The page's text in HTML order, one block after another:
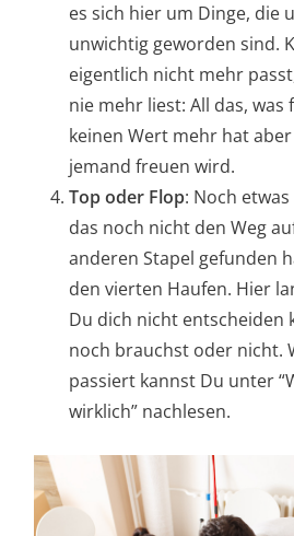
es sich hier um Dinge, die
unwichtig geworden sind.
eigentlich nicht mehr
nie mehr liest: All das, was
keinen Wert mehr hat
jemand freuen wird.
Top oder Flop: Noch
das noch nicht den Weg
anderen Stapel gefunden
den vierten Haufen. Hier
Du dich nicht entscheiden
noch brauchst oder nicht.
passiert kannst Du unter
wirklich” nachlesen.